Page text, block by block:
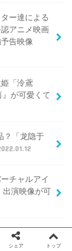
ー達による
アニメ映画
告映像
「泠鳶
が可愛くて
？「龙隐于
チャルアイ
出演映像が可
誕生した
とっても可
シェア トップ
facebook